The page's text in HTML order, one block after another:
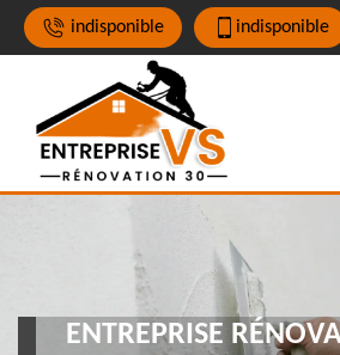
indisponible indisponible
ENTREPRISE